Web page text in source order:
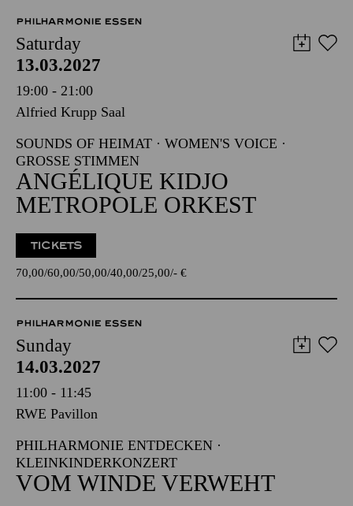
PHILHARMONIE ESSEN
Saturday
13.03.2027
19:00 - 21:00
Alfried Krupp Saal
SOUNDS OF HEIMAT · WOMEN'S VOICE ·
GROSSE STIMMEN
ANGÉLIQUE KIDJO
METROPOLE ORKEST
TICKETS
70,00 60,00 50,00 40,00 25,00 - €
PHILHARMONIE ESSEN
Sunday
14.03.2027
11:00 - 11:45
RWE Pavillon
PHILHARMONIE ENTDECKEN ·
KLEINKINDERKONZERT
VOM WINDE VERWEHT